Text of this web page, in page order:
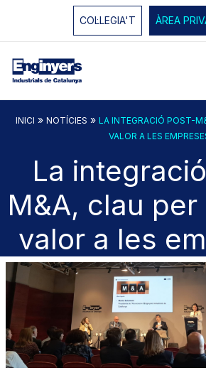
COL·LEGIA'T ÀREA
INICI » NOTÍCIES » LA INTEGRACIÓ POST-
VALOR A LES
La
M&A, clau
valor a les